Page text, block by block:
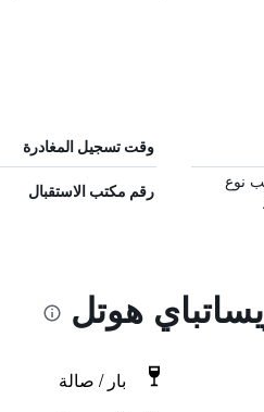
وقت تسجيل المغادرة
نوع
رقم مكتب الاستقبال
هوتل
بار / صالة